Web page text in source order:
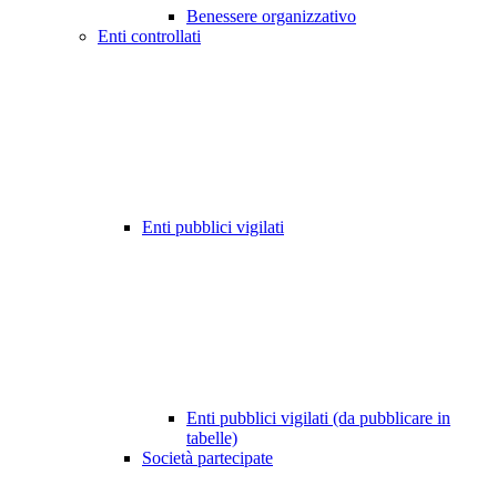
Benessere organizzativo
Enti controllati
Enti pubblici vigilati
Enti pubblici vigilati (da pubblicare in
tabelle)
Società partecipate